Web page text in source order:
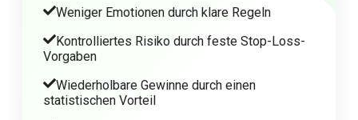
Weniger Emotionen durch klare Regeln
Kontrolliertes Risiko durch feste Stop-Loss-
Vorgaben
Wiederholbare Gewinne durch einen
statistischen Vorteil